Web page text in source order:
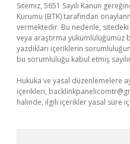
Sitemiz, 5651 Sayılı Kanun
Kurumu (BTK) tarafından
vermektedir. Bu nedenle,
veya araştırma yükümlülüğümüz
yazdıkları içeriklerin
bu sorumluluğu kabul etmiş
Hukuka ve yasal düzenlemelere
içerikleri,
halinde, ilgili içerikler yasal süre